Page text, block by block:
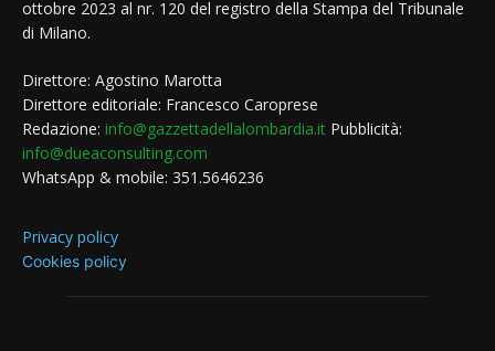
ottobre 2023 al nr. 120 del registro della Stampa del Tribunale
di Milano.
Direttore: Agostino Marotta
Direttore editoriale: Francesco Caroprese
Redazione: info@gazzettadellalombardia.it Pubblicità:
info@dueaconsulting.com
WhatsApp & mobile: 351.5646236
Privacy policy
Cookies policy